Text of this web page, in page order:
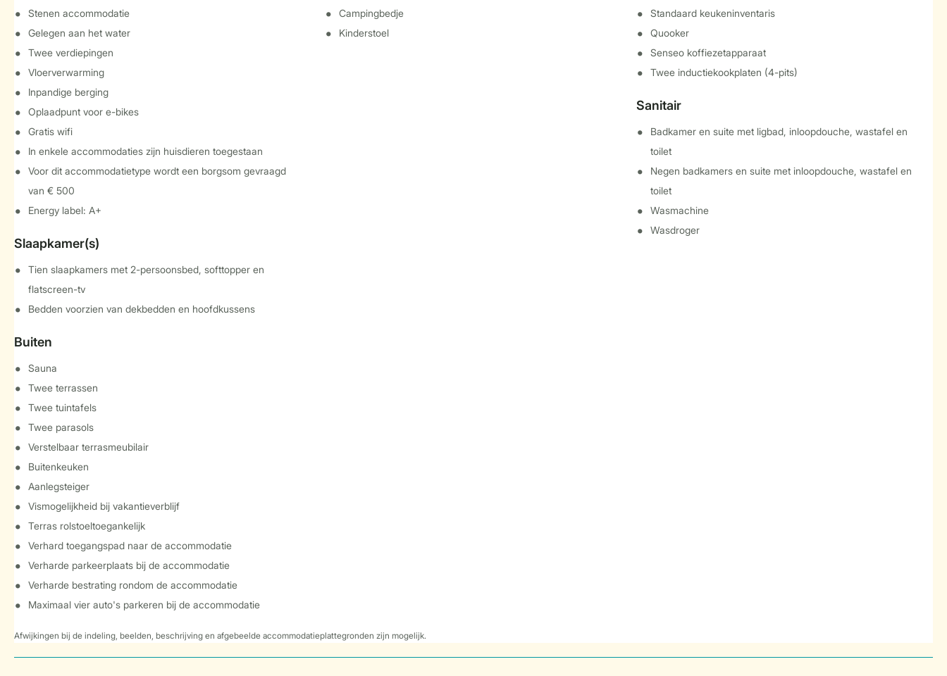
Stenen accommodatie
Gelegen aan het water
Twee verdiepingen
Vloerverwarming
Inpandige berging
Oplaadpunt voor e-bikes
Gratis wifi
In enkele accommodaties zijn huisdieren toegestaan
Voor dit accommodatietype wordt een borgsom gevraagd
van € 500
Energy label: A+
Slaapkamer(s)
Tien slaapkamers met 2-persoonsbed, softtopper en
flatscreen-tv
Bedden voorzien van dekbedden en hoofdkussens
Buiten
Sauna
Twee terrassen
Twee tuintafels
Twee parasols
Verstelbaar terrasmeubilair
Buitenkeuken
Aanlegsteiger
Vismogelijkheid bij vakantieverblijf
Terras rolstoeltoegankelijk
Verhard toegangspad naar de accommodatie
Verharde parkeerplaats bij de accommodatie
Verharde bestrating rondom de accommodatie
Maximaal vier auto's parkeren bij de accommodatie
Campingbedje
Kinderstoel
Standaard keukeninventaris
Quooker
Senseo koffiezetapparaat
Twee inductiekookplaten (4-pits)
Sanitair
Badkamer en suite met ligbad, inloopdouche, wastafel en
toilet
Negen badkamers en suite met inloopdouche, wastafel en
toilet
Wasmachine
Wasdroger
Afwijkingen bij de indeling, beelden, beschrijving en afgebeelde accommodatieplattegronden zijn mogelijk.